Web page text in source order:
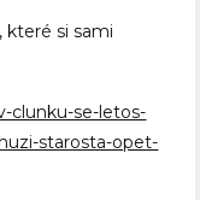
které si sami
clunku-se-letos-
starosta-opet-